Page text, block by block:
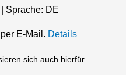
Sprache: DE
E-Mail. Details
sich auch hierfür